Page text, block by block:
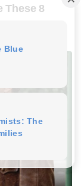
These 8